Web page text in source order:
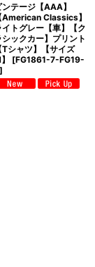
ンテージ【AAA】
American Classics】
イトグレー【車】【ク
シックカー】プリント
Tシャツ】【サイズ
[FG1861-7-FG19-